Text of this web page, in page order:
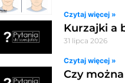
Czytaj więcej »
Kurzajki a
31 lipca 2026
Czytaj więcej »
Czy